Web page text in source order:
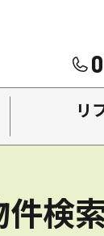
市の不動産を
リ
検